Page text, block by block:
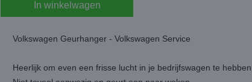
In winkelwagen
Volkswagen Geurhanger - Volkswagen Service
Heerlijk om even een frisse lucht in je bedrijfswagen te hebben.